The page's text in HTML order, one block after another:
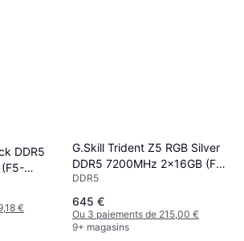
DDR5
FX5)
€
G.Skill Trident Z5 RGB Silver
DDR5 7200MHz 2x16GB (F5-
7200J3445G16GX2-TZ5RS)
DDR5
645 €
Ou 3 paiements de 215,00 €
9+ magasins